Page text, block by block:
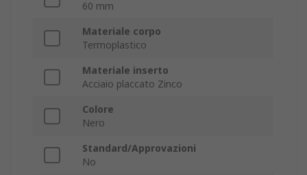
60 mm
Materiale corpo
Termoplastico
Materiale inserto
Acciaio placcato Zinco
Colore
Nero
Standard/Approvazioni
No